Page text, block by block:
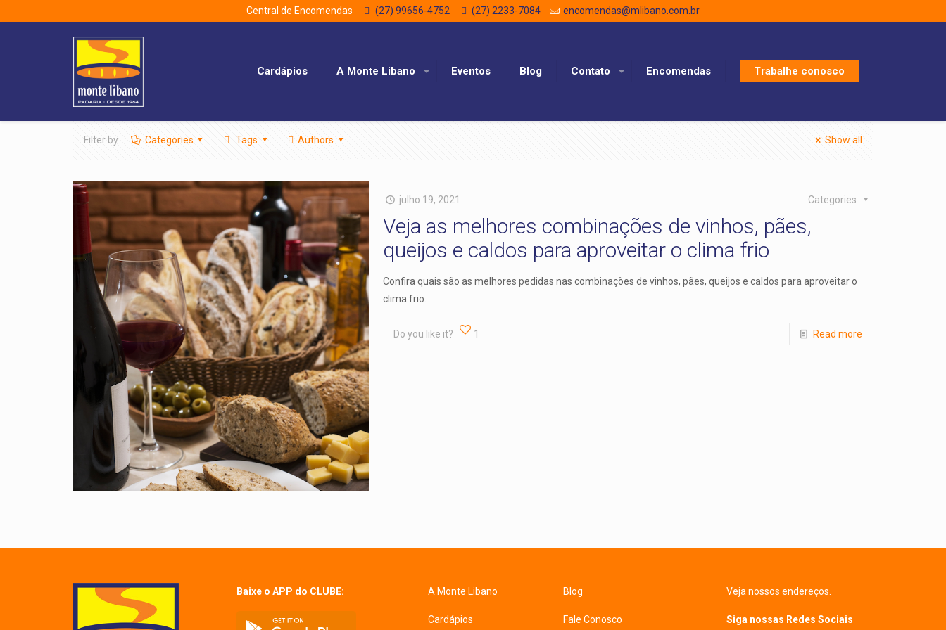
Central de Encomendas (27) 99656-4752 (27) 2233-7084 encomendas@mlibano.com.br
Cardápios A Monte Libano Eventos Blog Contato Encomendas Trabalhe conosco
Filter by Categories Tags Authors Show all
julho 19, 2021 Categories
Veja as melhores combinações de vinhos, pães,
queijos e caldos para aproveitar o clima frio
Confira quais são as melhores pedidas nas combinações de vinhos, pães, queijos e caldos para aproveitar o
clima frio.
Do you like it? 1 Read more
Baixe o APP do CLUBE: A Monte Libano
Cardápios
Blog
Fale Conosco
Veja nossos endereços.
Siga nossas Redes Sociais